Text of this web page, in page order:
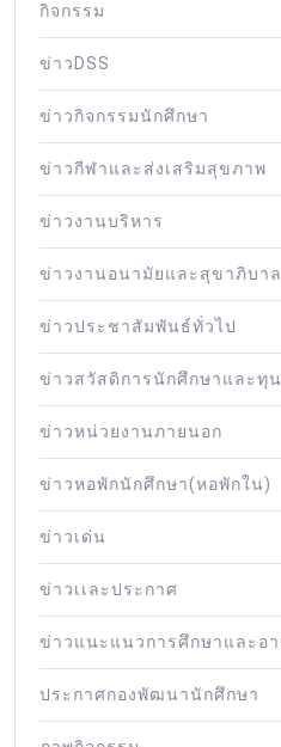
กิจกรรม
ข่าวDSS
ข่าวกิจกรรมนักศึกษา
ข่าวกีฬาและส่งเสริมสุขภาพ
ข่าวงานบริหาร
ข่าวงานอนามัยและสุขาภิบาล
ข่าวประชาสัมพันธ์ทั่วไป
ข่าวสวัสดิการนักศึกษาและทุ
ข่าวหน่วยงานภายนอก
ข่าวหอพักนักศึกษา(หอพักใน)
ข่าวเด่น
ข่าวเเละประกาศ
ข่าวแนะแนวการศึกษาและอ
ประกาศกองพัฒนานักศึกษา